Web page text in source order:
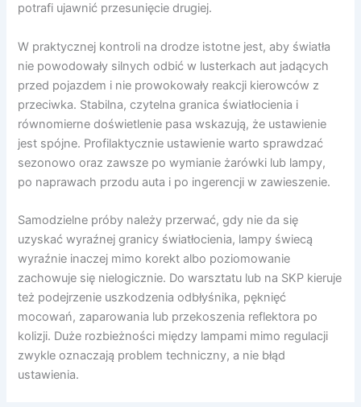
potrafi ujawnić przesunięcie drugiej.
W praktycznej kontroli na drodze istotne jest, aby światła
nie powodowały silnych odbić w lusterkach aut jadących
przed pojazdem i nie prowokowały reakcji kierowców z
przeciwka. Stabilna, czytelna granica światłocienia i
równomierne doświetlenie pasa wskazują, że ustawienie
jest spójne. Profilaktycznie ustawienie warto sprawdzać
sezonowo oraz zawsze po wymianie żarówki lub lampy,
po naprawach przodu auta i po ingerencji w zawieszenie.
Samodzielne próby należy przerwać, gdy nie da się
uzyskać wyraźnej granicy światłocienia, lampy świecą
wyraźnie inaczej mimo korekt albo poziomowanie
zachowuje się nielogicznie. Do warsztatu lub na SKP kieruje
też podejrzenie uszkodzenia odbłyśnika, pęknięć
mocowań, zaparowania lub przekoszenia reflektora po
kolizji. Duże rozbieżności między lampami mimo regulacji
zwykle oznaczają problem techniczny, a nie błąd
ustawienia.